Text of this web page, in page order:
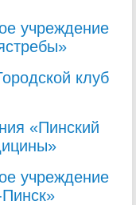
учреждение
клуб
«Пинский
учреждение